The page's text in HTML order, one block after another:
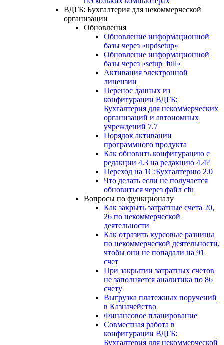
ВДГБ: Бухгалтерия для некоммерческой
организации
Обновления
Обновление информационной
базы через «updsetup»
Обновление информационной
базы через «setup_full»
Активация электронной
лицензии
Перенос данных из
конфигурации ВДГБ:
Бухгалтерия для некоммерческих
организаций и автономных
учреждений 7.7
Порядок активации
программного продукта
Как обновить конфигурацию с
редакции 4.3 на редакцию 4.4?
Переход на 1С:Бухгалтерию 2.0
Что делать если не получается
обновиться через файл cfu
Вопросы по функционалу
Как закрыть затратные счета 20,
26 по некоммерческой
деятельности
Как отразить курсовые разницы
по некоммерческой деятельности,
чтобы они не попадали на 91
счет
При закрытии затратных счетов
не заполняется аналитика по 86
счету
Выгрузка платежных поручений
в Казначейство
Финансовое планирование
Совместная работа в
конфигурации ВДГБ:
Бухгалтерия для некоммерческой